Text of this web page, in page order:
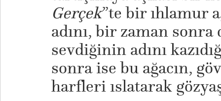
Gerçek”te bir ıhlamur
adını, bir zaman
sevdiğinin adını
sonra ise bu ağacın,
harfleri ıslatarak